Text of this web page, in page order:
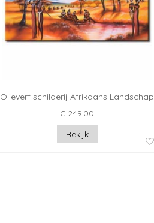
Olieverf schilderij Afrikaans Landschap
€ 249.00
Bekijk